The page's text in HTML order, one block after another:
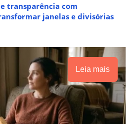
transparência com
janelas e divisórias
Leia mais